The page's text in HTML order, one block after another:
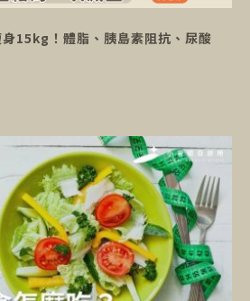
15kg！體脂、胰島素阻抗、尿酸